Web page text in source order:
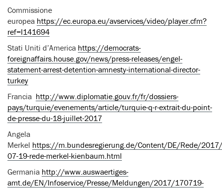
Commissione
europea https://ec.europa.eu/avservices/video/player.cfm?
ref=I141694
Stati Uniti d’America https://democrats-
foreignaffairs.house.gov/news/press-releases/engel-
statement-arrest-detention-amnesty-international-director-
turkey
Francia http://www.diplomatie.gouv.fr/fr/dossiers-
pays/turquie/evenements/article/turquie-q-r-extrait-du-point-
de-presse-du-18-juillet-2017
Angela
Merkel https://m.bundesregierung.de/Content/DE/Rede/
07-19-rede-merkel-kienbaum.html
Germania http://www.auswaertiges-
amt.de/EN/Infoservice/Presse/Meldungen/2017/170719-